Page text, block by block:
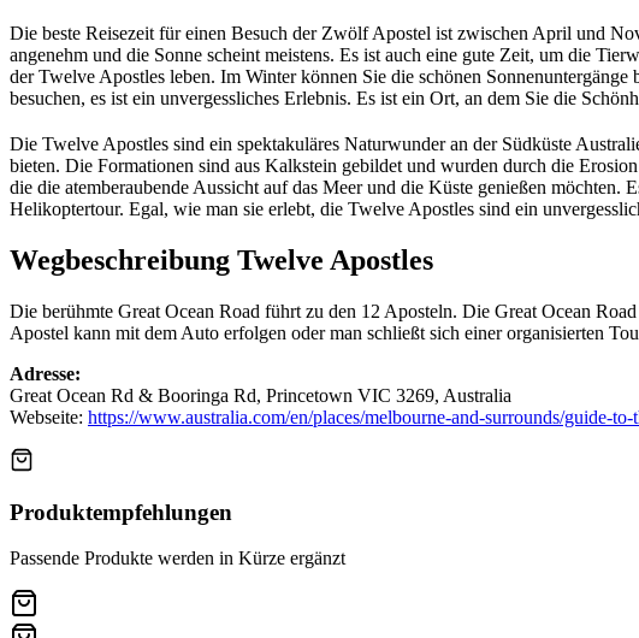
Die beste Reisezeit für einen Besuch der Zwölf Apostel ist zwischen April und
angenehm und die Sonne scheint meistens. Es ist auch eine gute Zeit, um die
der Twelve Apostles leben. Im Winter können Sie die schönen
besuchen, es ist ein unvergessliches Erlebnis. Es ist ein Ort, an dem Sie die
Die Twelve Apostles sind ein spektakuläres Naturwunder an der Südküste
bieten. Die Formationen sind aus Kalkstein gebildet und wurden durch die
die die atemberaubende Aussicht auf das Meer und die Küste genießen
Helikoptertour. Egal, wie man sie erlebt, die Twelve Apostles sind ein
Wegbeschreibung Twelve Apostles
Die berühmte Great Ocean Road führt zu den 12 Aposteln. Die Great Ocean
Apostel kann mit dem Auto erfolgen oder man schließt sich einer organisierten
Adresse:
Great Ocean Rd & Booringa Rd, Princetown VIC 3269, Australia
Webseite: https://www.australia.com/en/places/melbourne-and-surrounds/guide-to-
Produktempfehlungen
Passende Produkte werden in Kürze ergänzt